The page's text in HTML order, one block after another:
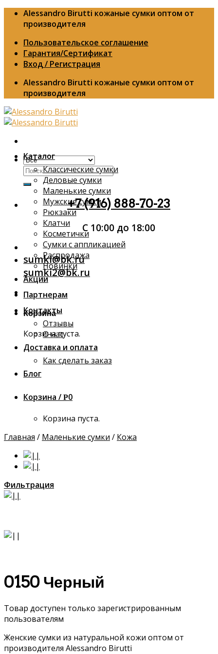
Skip Alessandro Birutti кожаные сумки оптом от
производителя
Пользовательское соглашение
Гарантия/Сертификат
Вход / Регистрация
Alessandro Birutti кожаные сумки оптом от
производителя
Искать:
+7 (916) 888-70-23
С 10:00 до 18:00
sumki@bk.ru
sumki2@bk.ru
Корзина
Корзина пуста.
Каталог
Классические сумки
Деловые сумки
Маленькие сумки
Мужские сумки
Рюкзаки
Клатчи
Косметички
Сумки с аппликацией
Распродажа
Новинки
Акции
Партнерам
Контакты
Отзывы
О нас
Доставка и оплата
Как сделать заказ
Блог
Корзина / Р0
Корзина пуста.
Главная / Маленькие сумки / Кожа
Фильтрация
0150 Черный
Товар доступен только зарегистрированным
пользователям
Женские сумки из натуральной кожи оптом от
производителя Alessandro Birutti